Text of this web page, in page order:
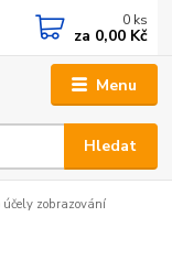
Menu
Hledat
0 ks
za 0,00 Kč
zobrazování